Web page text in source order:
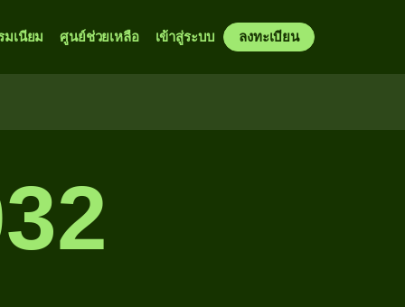
มเนียม ศูนย์ช่วยเหลือ เข้าสู่ระบบ ลงทะเบียน